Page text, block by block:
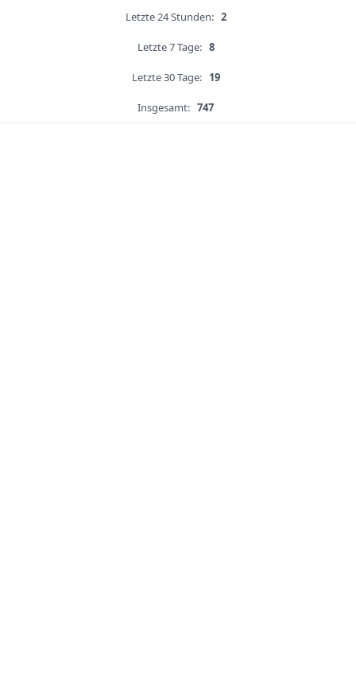
Letzte 24 Stunden: 2
Letzte 7 Tage: 8
Letzte 30 Tage: 19
Insgesamt: 747